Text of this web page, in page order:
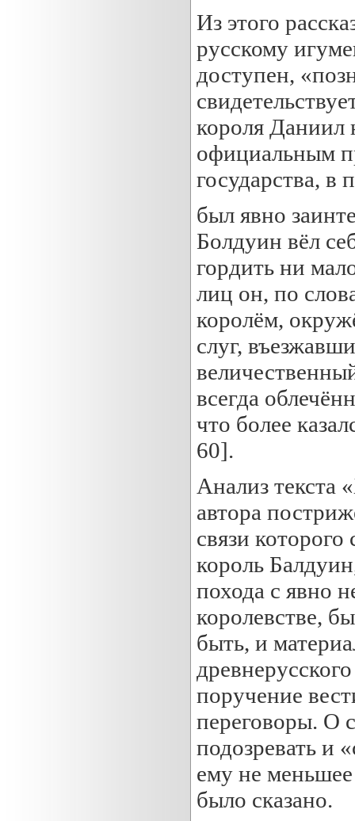
Из этого
русскому
доступен,
короля Даниил
официальным
государства, в
был явно
Болдуин вёл
гордить ни
лиц он, по
королём,
слуг,
всегда
что более
60].
Анализ текста
автора
связи
король
похода с явно
королевстве,
быть, и
поручение
переговоры. О
подозревать и
ему не
было сказано.